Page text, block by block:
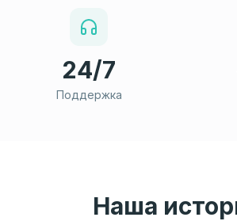
24/7
Поддержка
Наша